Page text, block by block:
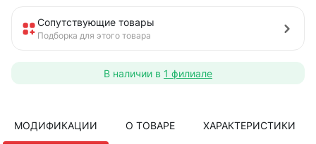
Сопутствующие товары
Подборка для этого товара
В наличии в 1 филиале
МОДИФИКАЦИИ О ТОВАРЕ ХАРАКТЕРИСТИКИ